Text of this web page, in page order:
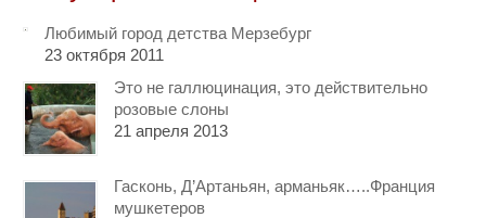
Любимый город детства Мерзебург
23 октября 2011
Это не галлюцинация, это действительно
розовые слоны
21 апреля 2013
Гасконь, Д’Артаньян, арманьяк…..Франция
мушкетеров